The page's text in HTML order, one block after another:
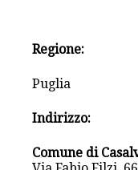
Regione:
Puglia
Indirizzo:
Comune di